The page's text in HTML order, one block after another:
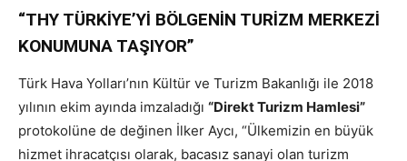
“THY TÜRKİYE’Yİ BÖLGENİN TURİZM MERKEZİ
KONUMUNA TAŞIYOR”
Türk Hava Yolları’nın Kültür ve Turizm Bakanlığı ile 2018
yılının ekim ayında imzaladığı “Direkt Turizm Hamlesi”
protokolüne de değinen İlker Aycı, “Ülkemizin en büyük
hizmet ihracatçısı olarak, bacasız sanayi olan turizm